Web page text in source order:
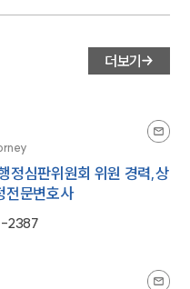
어
예약
예약
더보기
정심판위원회 위원 경력,상
문변호사
2387